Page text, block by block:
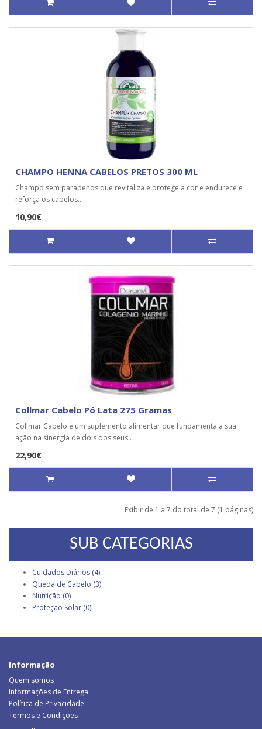
CHAMPO HENNA CABELOS PRETOS 300 ML
Champo sem parabenos que revitaliza e protege a cor e endurece e
reforça os cabelos...
10,90€
Collmar Cabelo Pó Lata 275 Gramas
Collmar Cabelo é um suplemento alimentar que fundamenta a sua
ação na sinergía de dois dos seus..
22,90€
Exibir de 1 a 7 do total de 7 (1 páginas)
SUB CATEGORIAS
Cuidados Diários (4)
Queda de Cabelo (3)
Nutrição (0)
Proteção Solar (0)
Informação
Quem somos
Informações de Entrega
Política de Privacidade
Termos e Condições